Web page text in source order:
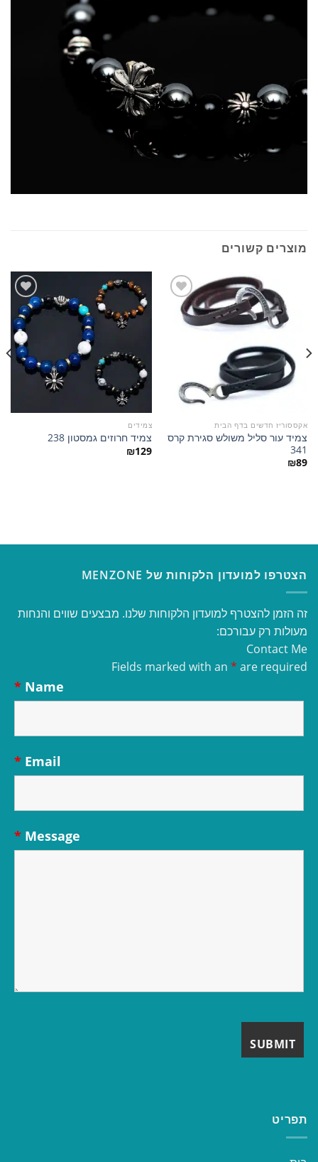
מוצרים קשורים
אקססוריז חדשים בדף הבית
צמיד עור סליל משולש סגירת קרס
341
₪89
הוסף
למועדפים
צמידים
צמיד חרוזים גמסטון 238
₪129
הצטרפו למועדון הלקוחות של MENZONE
זה הזמן להצטרף למועדון הלקוחות שלנו. מבצעים שווים והנחות
מעולות רק עבורכם:
Contact Me
Fields marked with an * are required
Name
*
Email
*
Message
*
תפריט